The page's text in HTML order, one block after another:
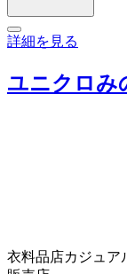
詳細を見る
ユニクロみ
衣料品店カジュア